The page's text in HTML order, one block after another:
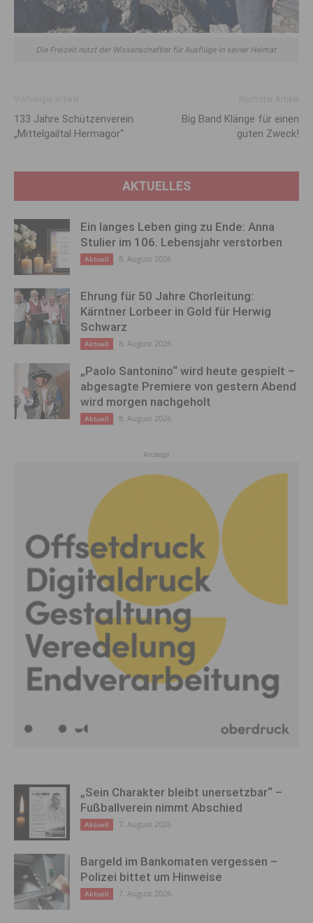
Die Freizeit nutzt der Wissenschaftler für Ausflüge in seiner Heimat
133 Jahre Schützenverein
„Mittelgailtal Hermagor“
Big Band Klänge für einen
guten Zweck!
AKTUELLES
Ein langes Leben ging zu Ende: Anna
Stulier im 106. Lebensjahr verstorben
Aktuell 8. August 2026
Ehrung für 50 Jahre Chorleitung:
Kärntner Lorbeer in Gold für Herwig
Schwarz
Aktuell 8. August 2026
„Paolo Santonino“ wird heute gespielt –
abgesagte Premiere von gestern Abend
wird morgen nachgeholt
Aktuell 8. August 2026
Anzeige
„Sein Charakter bleibt unersetzbar“ –
Fußballverein nimmt Abschied
Aktuell 7. August 2026
Bargeld im Bankomaten vergessen –
Polizei bittet um Hinweise
Aktuell 7. August 2026